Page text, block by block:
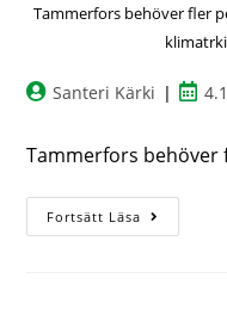
Tammerfors behöver fler
Santeri Kärki
Tammerfors behöver
Fortsätt Läsa